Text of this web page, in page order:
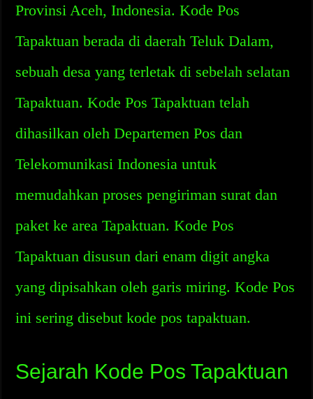
Provinsi Aceh, Indonesia. Kode Pos
Tapaktuan berada di daerah Teluk Dalam,
sebuah desa yang terletak di sebelah selatan
Tapaktuan. Kode Pos Tapaktuan telah
dihasilkan oleh Departemen Pos dan
Telekomunikasi Indonesia untuk
memudahkan proses pengiriman surat dan
paket ke area Tapaktuan. Kode Pos
Tapaktuan disusun dari enam digit angka
yang dipisahkan oleh garis miring. Kode Pos
ini sering disebut kode pos tapaktuan.
Sejarah Kode Pos Tapaktuan